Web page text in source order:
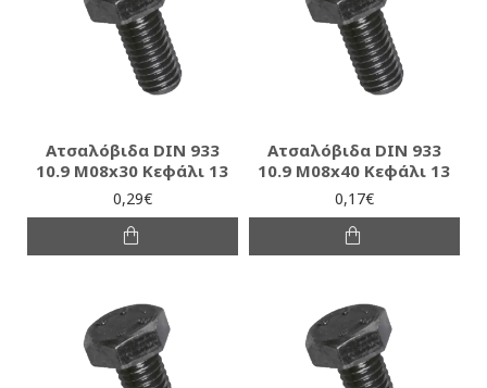
Ατσαλόβιδα DIN 933
10.9 M08x30 Κεφάλι 13
0,29€
Ατσαλόβιδα DIN 933
10.9 M08x40 Κεφάλι 13
0,17€